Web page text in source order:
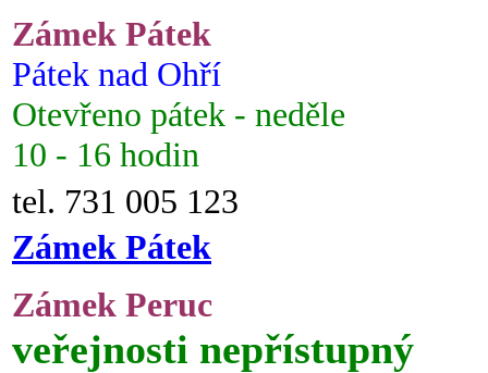
Zámek Pátek
Pátek nad Ohří
Otevřeno pátek - neděle
10 - 16 hodin
tel. 731 005 123
Zámek Pátek
Zámek Peruc
veřejnosti nepřístupný